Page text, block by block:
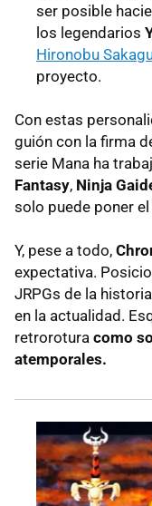
ser posible
los legendarios
Hironobu
proyecto.
Con estas
guión con la firma
serie Mana ha
Fantasy, Ninja
solo puede poner
Y, pese a todo,
expectativa.
JRPGs de la
en la actualidad.
retrorotura como
atemporales.